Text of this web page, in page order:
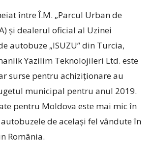
între Î.M. „Parcul Urban de
și dealerul oficial al Uzinei
autobuze „ISUZU” din Turcia,
Yazilim Teknolojileri Ltd. este
surse pentru achiziționare au
municipal pentru anul 2019.
pentru Moldova este mai mic în
de același fel vândute în
România.